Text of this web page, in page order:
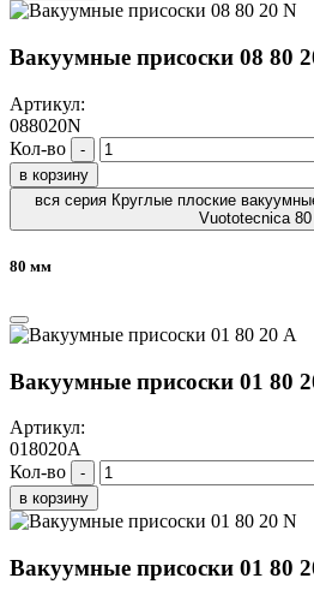
Вакуумные присоски 08 80
Артикул:
088020N
Кол-во
-
в корзину
вся серия Круглые плоские
Vuototecnica
80 мм
Вакуумные присоски 01 80
Артикул:
018020A
Кол-во
-
в корзину
Вакуумные присоски 01 80